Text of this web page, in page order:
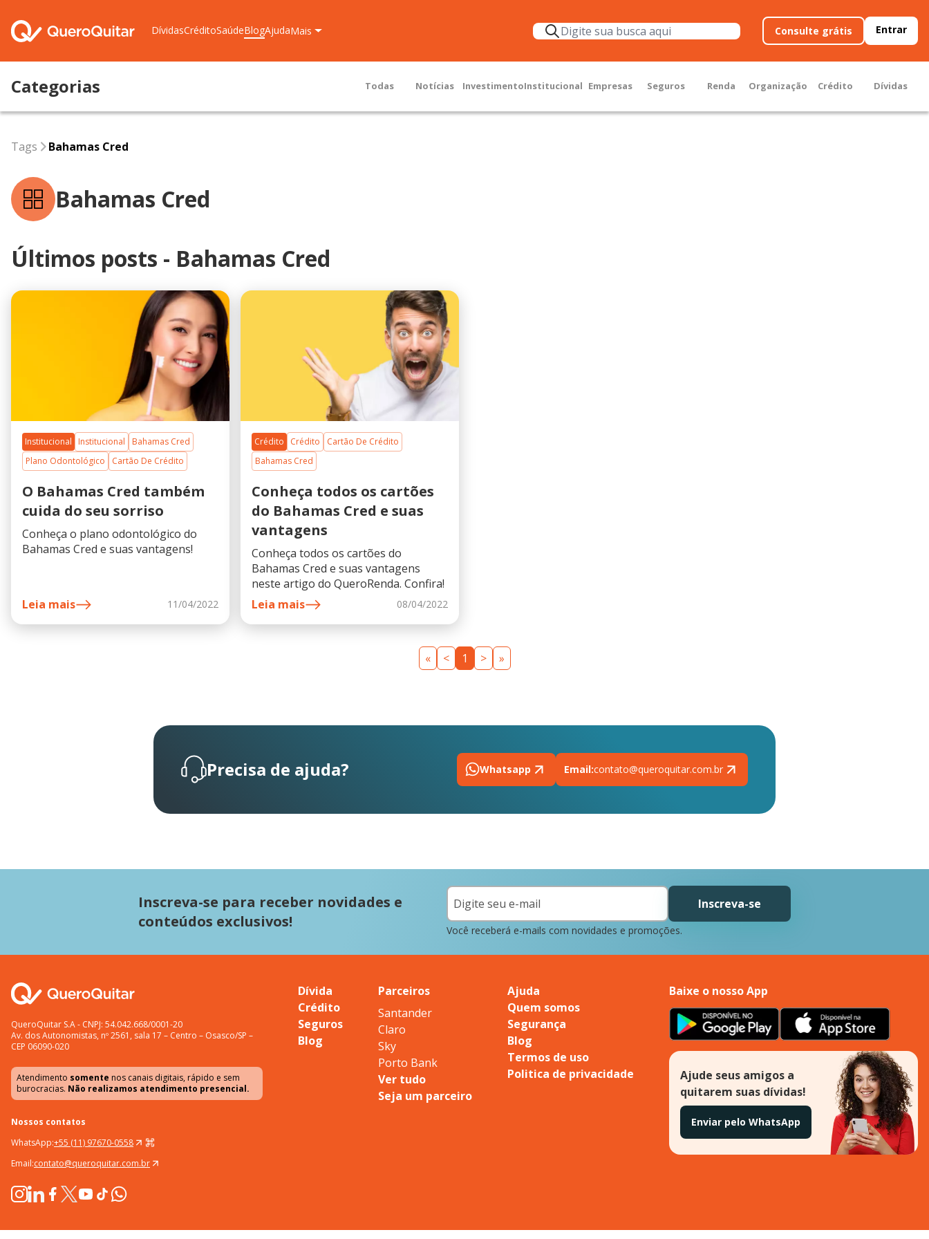
DívidasCréditoSaúdeBlogAjudaMais Consulte grátis Entrar
Categorias Todas Notícias InvestimentoInstitucional Empresas Seguros Renda Organização Crédito Dívidas
Tags Bahamas Cred
Tags Bahamas Cred
Bahamas Cred
Últimos posts - Bahamas Cred
Institucional Institucional
Bahamas Cred
Plano Odontológico
Cartão De Crédito
O Bahamas Cred também
cuida do seu sorriso
Conheça o plano odontológico do
Bahamas Cred e suas vantagens!
Leia mais 11/04/2022
Crédito Crédito
Cartão De Crédito
Bahamas Cred
Conheça todos os cartões
do Bahamas Cred e suas
vantagens
Conheça todos os cartões do
Bahamas Cred e suas vantagens
neste artigo do QueroRenda. Confira!
Leia mais
08/04/2022
« < 1 > »
Precisa de ajuda? Whatsapp Email:contato@queroquitar.com.br
Inscreva-se para receber novidades e
conteúdos exclusivos!
Inscreva-se
Você receberá e-mails com novidades e promoções.
QueroQuitar S.A - CNPJ: 54.042.668/0001-20
Av. dos Autonomistas, nº 2561, sala 17 – Centro – Osasco/SP –
CEP 06090-020
Atendimento somente nos canais digitais, rápido e sem
burocracias. Não realizamos atendimento presencial.
Nossos contatos
WhatsApp:+55 (11) 97670-0558
Email:contato@queroquitar.com.br
Dívida
Crédito
Seguros
Blog
Parceiros
Santander
Claro
Sky
Porto Bank
Ver tudo
Seja um parceiro
Ajuda
Quem somos
Segurança
Blog
Termos de uso
Politica de privacidade
Baixe o nosso App
Ajude seus amigos a
quitarem suas dívidas!
Enviar pelo WhatsApp